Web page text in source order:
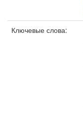
Ключевые слова: